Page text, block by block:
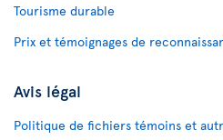
Tourisme durable
Prix et témoignages de
Avis légal
Politique de fichiers témoins et